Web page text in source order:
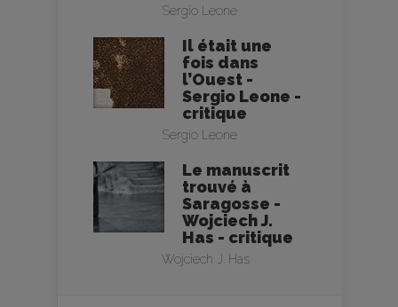
Sergio Leone
Il était une
fois dans
l’Ouest -
Sergio Leone -
critique
Sergio Leone
Le manuscrit
trouvé à
Saragosse -
Wojciech J.
Has - critique
Wojciech J. Has